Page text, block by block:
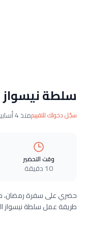
سلطة نيسواز
سجّل دخولك للتقييممنذ 4 أسابيع
وقت التحضير
10 دقيقة
حضري على سفرة رمضان،
طريقة عمل سلطة نيسواز